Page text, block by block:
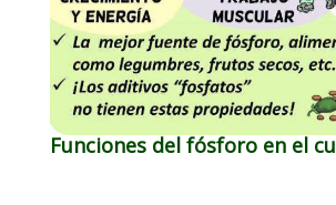
Funciones del fósforo en el